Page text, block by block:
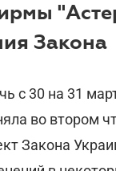
Закона
с 30 на 31
во втором
Закона